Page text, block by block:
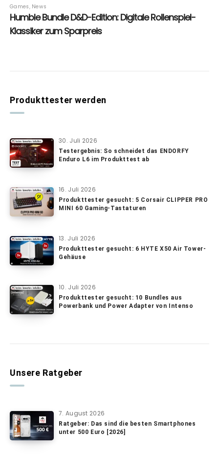
Produkttester werden
30. Juli 2026
Testergebnis: So schneidet das ENDORFY
Enduro L6 im Produkttest ab
16. Juli 2026
Produkttester gesucht: 5 Corsair CLIPPER PRO
MINI 60 Gaming-Tastaturen
13. Juli 2026
Produkttester gesucht: 6 HYTE X50 Air Tower-
Gehäuse
10. Juli 2026
Produkttester gesucht: 10 Bundles aus
Powerbank und Power Adapter von Intenso
Unsere Ratgeber
7. August 2026
Ratgeber: Das sind die besten Smartphones
unter 500 Euro [2026]